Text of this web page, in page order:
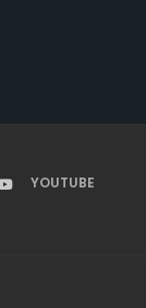
YOUTUBE